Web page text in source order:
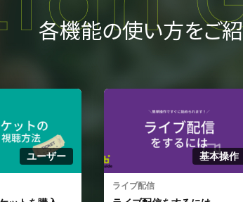
各機能の使い方をご
基本操作 基本操作
ライブ配信